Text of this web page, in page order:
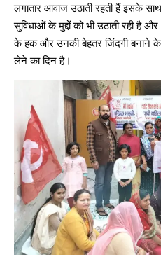
लगातार आवाज उठाती रहती हैं इसके साथ
सुविधाओं के मुद्दों को भी उठाती रही
के हक और उनकी बेहतर जिंदगी बनाने
लेने का दिन है।